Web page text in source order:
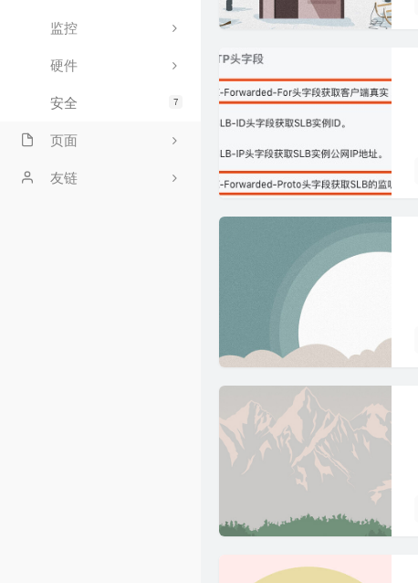
监控
硬件
7
安全
页面
文章归档
友链